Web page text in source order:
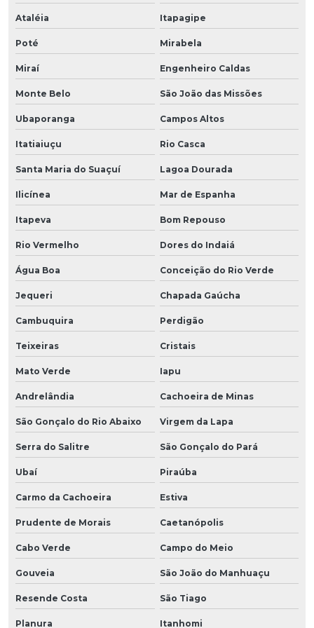
Ataléia Itapagipe
Poté Mirabela
Miraí Engenheiro Caldas
Monte Belo São João das Missões
Ubaporanga Campos Altos
Itatiaiuçu Rio Casca
Santa Maria do Suaçuí Lagoa Dourada
Ilicínea Mar de Espanha
Itapeva Bom Repouso
Rio Vermelho Dores do Indaiá
Água Boa Conceição do Rio Verde
Jequeri Chapada Gaúcha
Cambuquira Perdigão
Teixeiras Cristais
Mato Verde Iapu
Andrelândia Cachoeira de Minas
São Gonçalo do Rio Abaixo Virgem da Lapa
Serra do Salitre São Gonçalo do Pará
Ubaí Piraúba
Carmo da Cachoeira Estiva
Prudente de Morais Caetanópolis
Cabo Verde Campo do Meio
Gouveia São João do Manhuaçu
Resende Costa São Tiago
Planura Itanhomi